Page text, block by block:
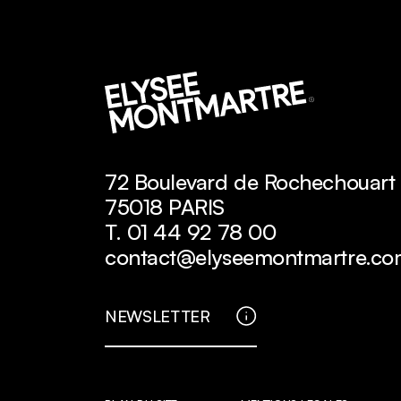
72 Boulevard de Rochechouart
75018 PARIS
T. 01 44 92 78 00
NEWSLETTER